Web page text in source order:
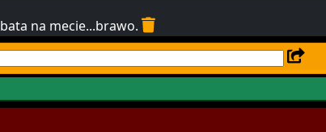
na mecie...brawo.